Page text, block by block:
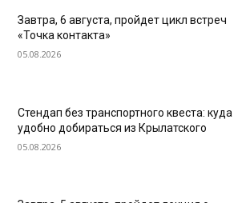
Завтра, 6 августа, пройдет цикл встреч
«Точка контакта»
05.08.2026
Стендап без транспортного квеста: куда
удобно добираться из Крылатского
05.08.2026